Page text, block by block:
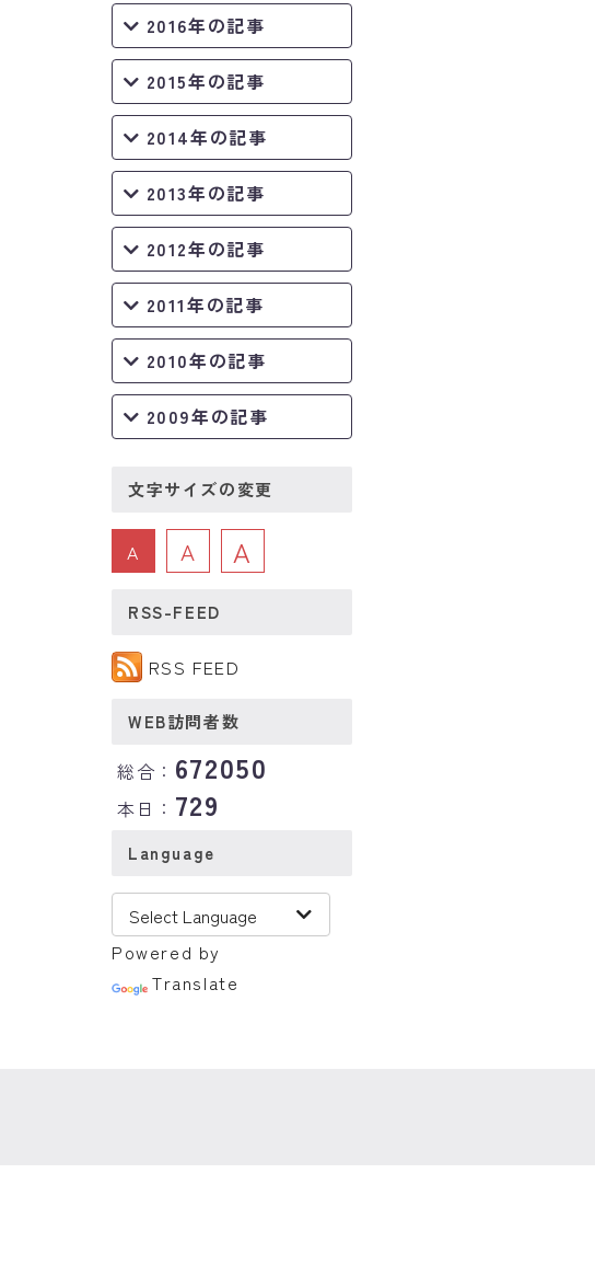
2016年の記事
2015年の記事
2014年の記事
2013年の記事
2012年の記事
2011年の記事
2010年の記事
2009年の記事
文字サイズの変更
A A A
RSS-FEED
RSS FEED
WEB訪問者数
総合： 672050
本日： 729
Language
Powered by
Translate